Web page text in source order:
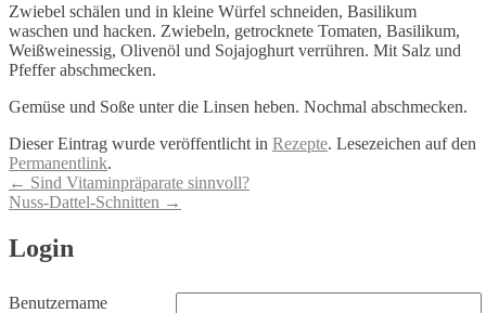
Zwiebel schälen und in kleine Würfel schneiden, Basilikum
waschen und hacken. Zwiebeln, getrocknete Tomaten, Basilikum,
Weißweinessig, Olivenöl und Sojajoghurt verrühren. Mit Salz und
Pfeffer abschmecken.
Gemüse und Soße unter die Linsen heben. Nochmal abschmecken.
Dieser Eintrag wurde veröffentlicht in Rezepte. Lesezeichen auf den
Permanentlink.
Artikel-
Navigation
← Sind Vitaminpräparate sinnvoll?
Nuss-Dattel-Schnitten →
Login
Benutzername